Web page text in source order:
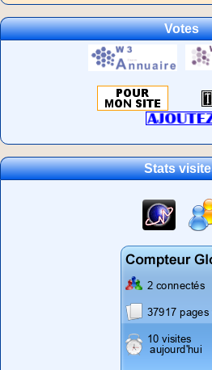
Votes
Stats